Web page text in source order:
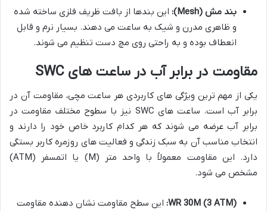
بند مش (Mesh):
این بندها از بافت ظریف فلزی ساخته شده
و ظاهری مدرن و شیک به ساعت می دهند. بسیار نرم و قابل
انعطاف بوده و به راحتی روی مچ دست تنظیم می شوند.
مقاومت در برابر آب در ساعت های SWC
یکی از مهم ترین ویژگی های کاربردی هر ساعت مچی، مقاومت آن در
برابر آب است. ساعت های SWC نیز با سطوح مختلف مقاومت در
برابر آب عرضه می شوند که هر کدام کاربرد خاص خود را دارند و
انتخاب مناسب آن به سبک زندگی و فعالیت های روزمره کاربر بستگی
دارد. این مقاومت معمولاً با واحد متر (M) یا اتمسفر (ATM)
مشخص می شود.
WR 30M (3 ATM): این سطح مقاومت نشان دهنده مقاومت